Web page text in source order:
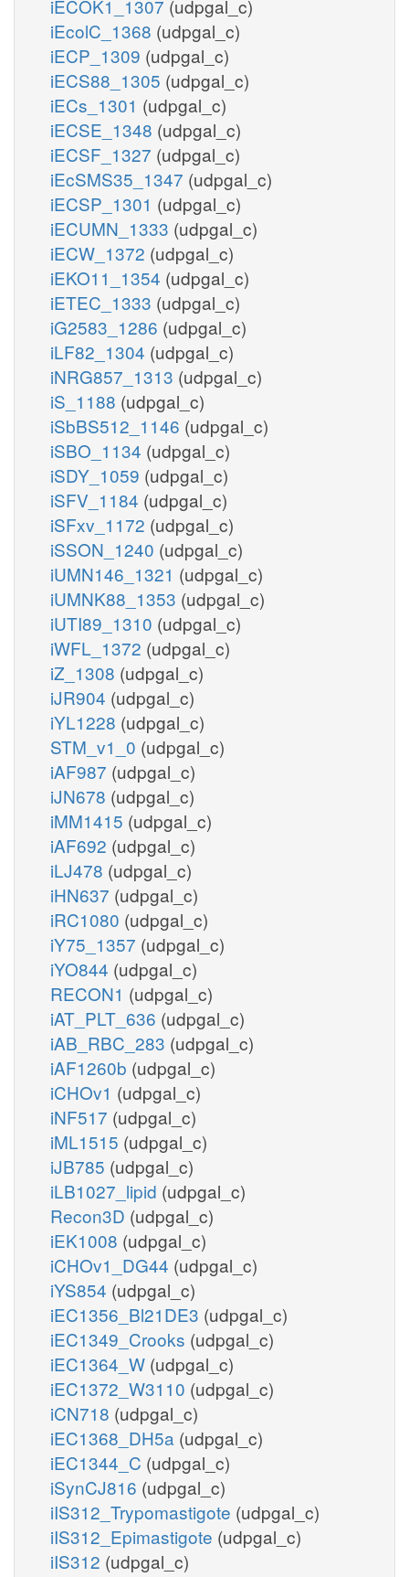
iECOK1_1307 (udpgal_c)
iEcolC_1368 (udpgal_c)
iECP_1309 (udpgal_c)
iECS88_1305 (udpgal_c)
iECs_1301 (udpgal_c)
iECSE_1348 (udpgal_c)
iECSF_1327 (udpgal_c)
iEcSMS35_1347 (udpgal_c)
iECSP_1301 (udpgal_c)
iECUMN_1333 (udpgal_c)
iECW_1372 (udpgal_c)
iEKO11_1354 (udpgal_c)
iETEC_1333 (udpgal_c)
iG2583_1286 (udpgal_c)
iLF82_1304 (udpgal_c)
iNRG857_1313 (udpgal_c)
iS_1188 (udpgal_c)
iSbBS512_1146 (udpgal_c)
iSBO_1134 (udpgal_c)
iSDY_1059 (udpgal_c)
iSFV_1184 (udpgal_c)
iSFxv_1172 (udpgal_c)
iSSON_1240 (udpgal_c)
iUMN146_1321 (udpgal_c)
iUMNK88_1353 (udpgal_c)
iUTI89_1310 (udpgal_c)
iWFL_1372 (udpgal_c)
iZ_1308 (udpgal_c)
iJR904 (udpgal_c)
iYL1228 (udpgal_c)
STM_v1_0 (udpgal_c)
iAF987 (udpgal_c)
iJN678 (udpgal_c)
iMM1415 (udpgal_c)
iAF692 (udpgal_c)
iLJ478 (udpgal_c)
iHN637 (udpgal_c)
iRC1080 (udpgal_c)
iY75_1357 (udpgal_c)
iYO844 (udpgal_c)
RECON1 (udpgal_c)
iAT_PLT_636 (udpgal_c)
iAB_RBC_283 (udpgal_c)
iAF1260b (udpgal_c)
iCHOv1 (udpgal_c)
iNF517 (udpgal_c)
iML1515 (udpgal_c)
iJB785 (udpgal_c)
iLB1027_lipid (udpgal_c)
Recon3D (udpgal_c)
iEK1008 (udpgal_c)
iCHOv1_DG44 (udpgal_c)
iYS854 (udpgal_c)
iEC1356_Bl21DE3 (udpgal_c)
iEC1349_Crooks (udpgal_c)
iEC1364_W (udpgal_c)
iEC1372_W3110 (udpgal_c)
iCN718 (udpgal_c)
iEC1368_DH5a (udpgal_c)
iEC1344_C (udpgal_c)
iSynCJ816 (udpgal_c)
iIS312_Trypomastigote (udpgal_c)
iIS312_Epimastigote (udpgal_c)
iIS312 (udpgal_c)